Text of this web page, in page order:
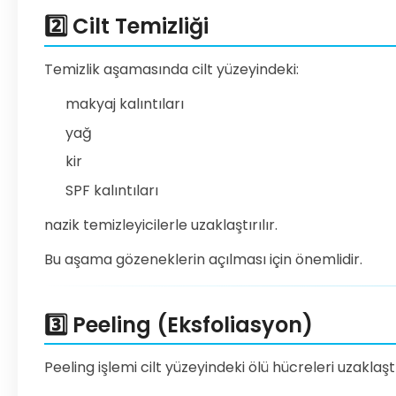
2️⃣ Cilt Temizliği
Temizlik aşamasında cilt yüzeyindeki:
makyaj kalıntıları
yağ
kir
SPF kalıntıları
nazik temizleyicilerle uzaklaştırılır.
Bu aşama gözeneklerin açılması için önemlidir.
3️⃣ Peeling (Eksfoliasyon)
Peeling işlemi cilt yüzeyindeki ölü hücreleri